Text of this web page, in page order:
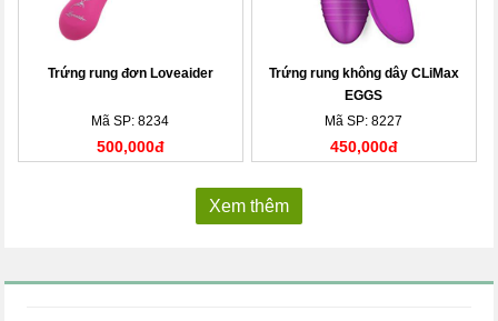
Trứng rung đơn Loveaider
Mã SP: 8234
500,000đ
Trứng rung không dây CLiMax
EGGS
Mã SP: 8227
450,000đ
Xem thêm